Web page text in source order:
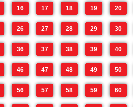
16 17 18 19 20
26 27 28 29 30
36 37 38 39 40
46 47 48 49 50
56 57 58 59 60